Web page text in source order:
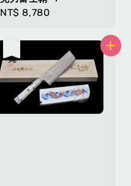
Regular
NT$ 8,780